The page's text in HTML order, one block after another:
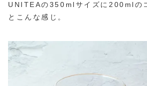
UNITEAの350mlサイズに200mlの
とこんな感じ。